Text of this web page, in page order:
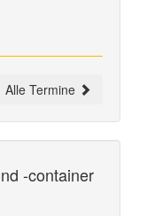
Alle Termine
-container